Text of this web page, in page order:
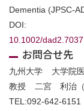
Dementia (JPSC-
DOI:
10.1002/
お問合せ先
九州⼤学 ⼤学院
教授 ⼆宮 利治（
TEL:092-642-6151